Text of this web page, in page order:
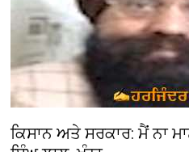
ਕਿਸਾਨ ਅਤੇ ਸਰਕਾਰ: ਮੈਂ ਨਾ